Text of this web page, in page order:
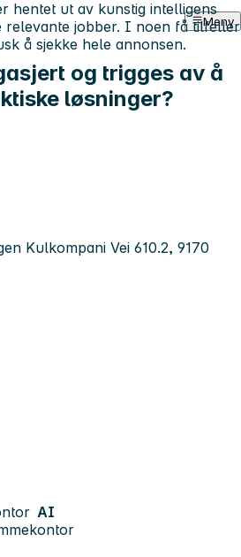
Meny
og trigges av å
løsninger?
Kulkompani Vei 610.2, 9170
AI
hentet ut av kunstig intelligens
relevante jobber. I noen få tilfeller
å sjekke hele annonsen.